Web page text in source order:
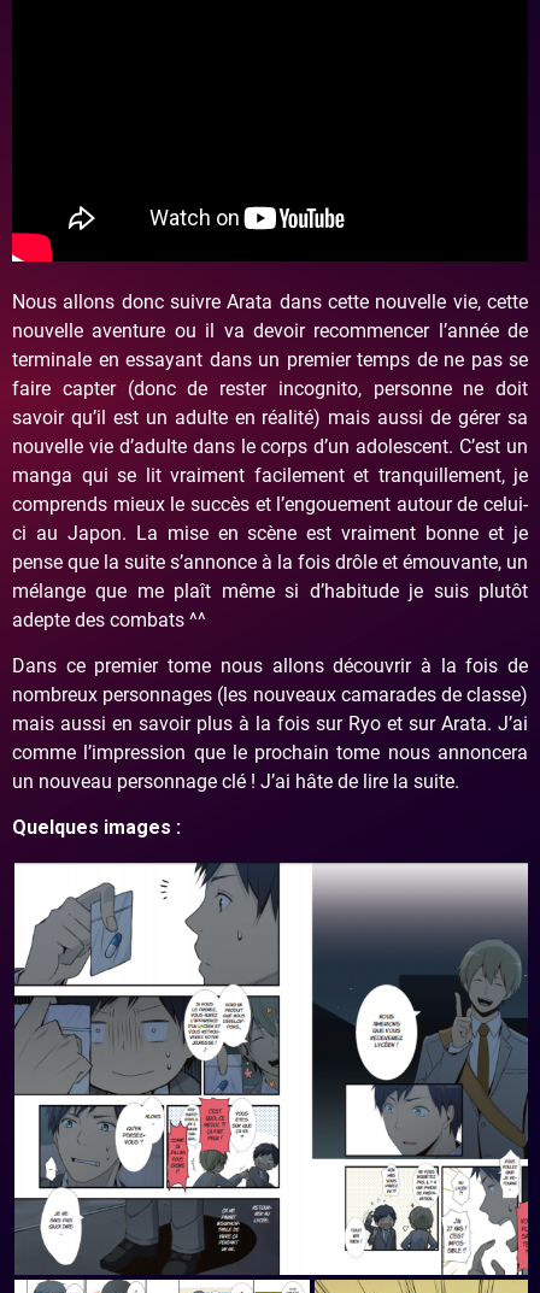
Nous allons donc suivre Arata dans cette nouvelle vie, cette
nouvelle aventure ou il va devoir recommencer l’année de
terminale en essayant dans un premier temps de ne pas se
faire capter (donc de rester incognito, personne ne doit
savoir qu’il est un adulte en réalité) mais aussi de gérer sa
nouvelle vie d’adulte dans le corps d’un adolescent. C’est un
manga qui se lit vraiment facilement et tranquillement, je
comprends mieux le succès et l’engouement autour de celui-
ci au Japon. La mise en scène est vraiment bonne et je
pense que la suite s’annonce à la fois drôle et émouvante, un
mélange que me plaît même si d’habitude je suis plutôt
adepte des combats ^^
Dans ce premier tome nous allons découvrir à la fois de
nombreux personnages (les nouveaux camarades de classe)
mais aussi en savoir plus à la fois sur Ryo et sur Arata. J’ai
comme l’impression que le prochain tome nous annoncera
un nouveau personnage clé ! J’ai hâte de lire la suite.
Quelques images :